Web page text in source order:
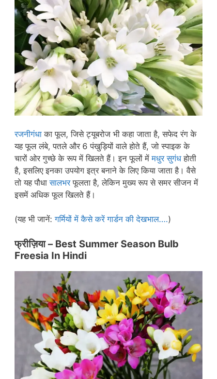
रजनीगंधा का फूल, जिसे ट्यूबरोज भी कहा जाता है, सफेद रंग के
यह फूल लंबे, पतले और 6 पंखुड़ियों वाले होते हैं, जो स्पाइक के
चारों ओर गुच्छे के रूप में खिलते हैं। इन फूलों मेंमधुर सुगंधहोती
है, इसलिए इनका उपयोग इत्र बनाने के लिए किया जाता है। वैसे
तो यह पौधासालभरफूलता है, लेकिन मुख्य रूप से समर सीजन में
इसमें अधिक फूल खिलते हैं।
(यह भी जानें:गर्मियों में कैसे करें गार्डन की देखभाल….)
फ्रीज़िया – Best Summer Season Bulb
Freesia In Hindi